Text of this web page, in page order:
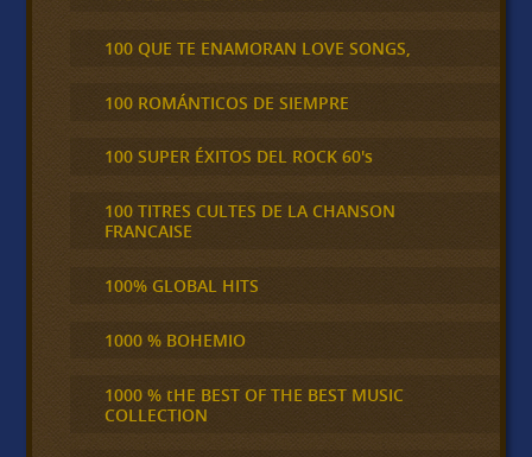
100 QUE TE ENAMORAN LOVE SONGS,
100 ROMÁNTICOS DE SIEMPRE
100 SUPER ÉXITOS DEL ROCK 60's
100 TITRES CULTES DE LA CHANSON
FRANCAISE
100% GLOBAL HITS
1000 % BOHEMIO
1000 % tHE BEST OF THE BEST MUSIC
COLLECTION